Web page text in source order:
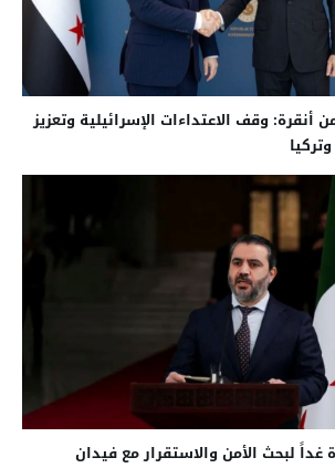
أنقرة: وقف الاعتداءات الإسرائيلية وتعزيز
غداً لبحث الأمن والاستقرار مع فيدان